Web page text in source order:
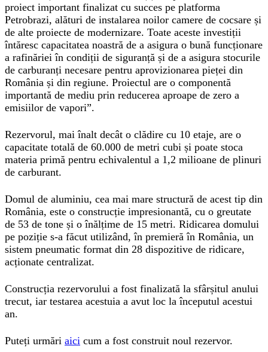
proiect important finalizat cu succes pe platforma
Petrobrazi, alături de instalarea noilor camere de cocsare și
de alte proiecte de modernizare. Toate aceste investiții
întăresc capacitatea noastră de a asigura o bună funcționare
a rafinăriei în condiții de siguranță și de a asigura stocurile
de carburanți necesare pentru aprovizionarea pieței din
România și din regiune. Proiectul are o componentă
importantă de mediu prin reducerea aproape de zero a
emisiilor de vapori”.
Rezervorul, mai înalt decât o clădire cu 10 etaje, are o
capacitate totală de 60.000 de metri cubi și poate stoca
materia primă pentru echivalentul a 1,2 milioane de plinuri
de carburant.
Domul de aluminiu, cea mai mare structură de acest tip din
România, este o construcție impresionantă, cu o greutate
de 53 de tone și o înălțime de 15 metri. Ridicarea domului
pe poziție s-a făcut utilizând, în premieră în România, un
sistem pneumatic format din 28 dispozitive de ridicare,
acționate centralizat.
Construcția rezervorului a fost finalizată la sfârșitul anului
trecut, iar testarea acestuia a avut loc la începutul acestui
an.
Puteți urmări aici cum a fost construit noul rezervor.